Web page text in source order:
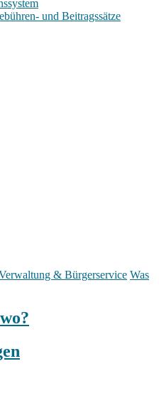
und Beitragssätze
& Bürgerservice Was